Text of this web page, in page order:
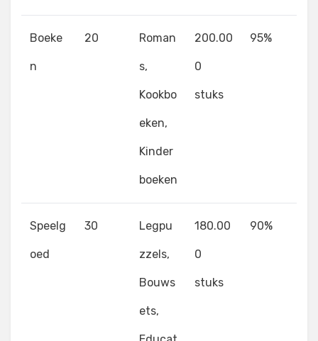
Boeke
n
20 Roman
s,
Kookbo
eken,
Kinder
boeken
200.00
0
stuks
95%
Speelg
oed
30 Legpu
zzels,
Bouws
ets,
180.00
0
stuks
90%